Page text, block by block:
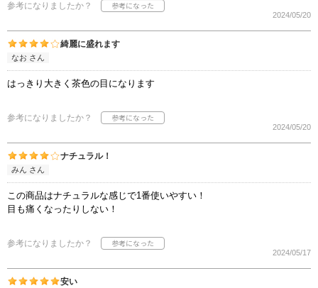
参考になりましたか？
2024/05/20
綺麗に盛れます
なお さん
はっきり大きく茶色の目になります
参考になりましたか？
2024/05/20
ナチュラル！
みん さん
この商品はナチュラルな感じで1番使いやすい！
目も痛くなったりしない！
参考になりましたか？
2024/05/17
安い